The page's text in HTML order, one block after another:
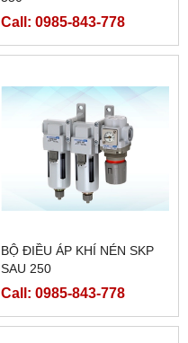
Call: 0985-843-778
BỘ ĐIỀU ÁP KHÍ NÉN SKP
SAU 250
Call: 0985-843-778